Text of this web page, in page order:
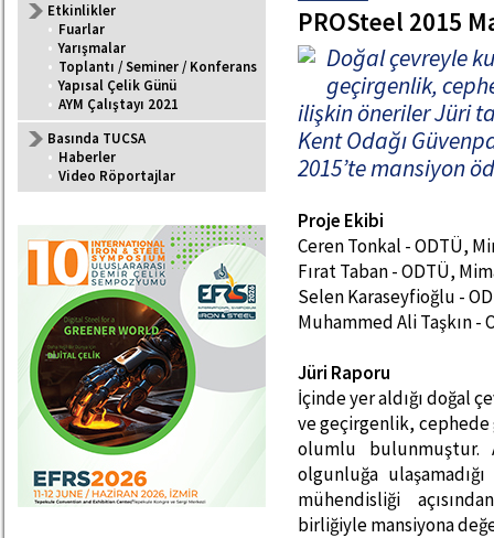
Etkinlikler
• Fuarlar
• Yarışmalar
• Toplantı / Seminer / Konferans
• Yapısal Çelik Günü
• AYM Çalıştayı 2021
Basında TUCSA
• Haberler
• Video Röportajlar
PROSteel 2015
Doğal çevreyle
geçirgenlik,
ilişkin öneriler Jüri
Kent Odağı
2015’te mansiyon
Proje Ekibi
Ceren Tonkal - ODTÜ,
Fırat Taban - ODTÜ,
Selen Karaseyfioğlu -
Muhammed Ali Taşkın
Jüri Raporu
İçinde yer aldığı doğal
ve geçirgenlik,
olumlu bulunmuştur.
olgunluğa
mühendisliği
birliğiyle mansiyona